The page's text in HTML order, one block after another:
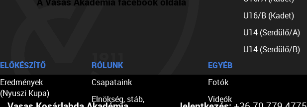
U16/B (Kadet)
U14 (Serdülő/A)
U14 (Serdülő/B)
ELŐKÉSZÍTŐ
Eredmények
(Nyuszi Kupa)
RÓLUNK
Csapataink
Elnökség, stáb,
EGYÉB
Fotók
Videók